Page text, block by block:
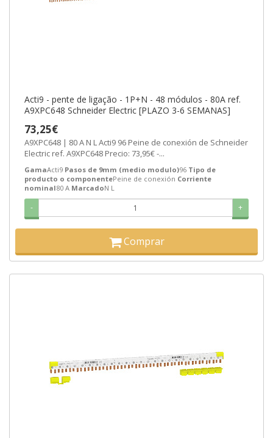
Acti9 - pente de ligação - 1P+N - 48 módulos - 80A ref.
A9XPC648 Schneider Electric [PLAZO 3-6 SEMANAS]
73,25€
A9XPC648 | 80 A N L Acti9 96 Peine de conexión de Schneider
Electric ref. A9XPC648 Precio: 73,95€ -...
GamaActi9 Pasos de 9mm (medio modulo)96 Tipo de
producto o componentePeine de conexión Corriente
nominal80 A MarcadoN L
- +
Comprar